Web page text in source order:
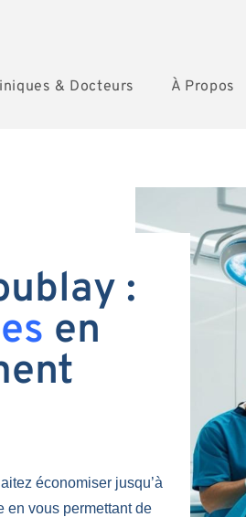
& Docteurs À Propos
:
en
économiser jusqu’à
en vous permettant de